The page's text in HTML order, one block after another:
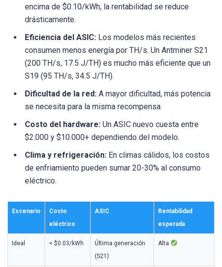
encima de $0.10/kWh, la rentabilidad se reduce
drásticamente.
Eficiencia del ASIC: Los modelos más recientes
consumen menos energía por TH/s. Un Antminer S21
(200 TH/s, 17.5 J/TH) es mucho más eficiente que un
S19 (95 TH/s, 34.5 J/TH).
Dificultad de la red: A mayor dificultad, más potencia
se necesita para la misma recompensa.
Costo del hardware: Un ASIC nuevo cuesta entre
$2.000 y $10.000+ dependiendo del modelo.
Clima y refrigeración: En climas cálidos, los costos
de enfriamiento pueden sumar 20-30% al consumo
eléctrico.
Escenario
Costo
eléctrico
ASIC
Rentabilidad
esperada
Ideal < $0.03/kWh
Última generación
(S21)
Alta